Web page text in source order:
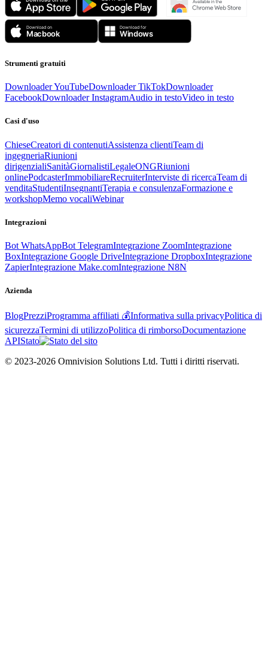
Strumenti gratuiti
Downloader YouTubeDownloader TikTokDownloader
FacebookDownloader InstagramAudio in testoVideo in testo
Casi d'uso
ChieseCreatori di contenutiAssistenza clientiTeam di
ingegneriaRiunioni
dirigenzialiSanitàGiornalistiLegaleONGRiunioni
onlinePodcasterImmobiliareRecruiterInterviste di ricercaTeam di
venditaStudentiInsegnantiTerapia e consulenzaFormazione e
workshopMemo vocaliWebinar
Integrazioni
Bot WhatsAppBot TelegramIntegrazione ZoomIntegrazione
BoxIntegrazione Google DriveIntegrazione DropboxIntegrazione
ZapierIntegrazione Make.comIntegrazione N8N
Azienda
BlogPrezziProgramma affiliati 💰Informativa sulla privacyPolitica di
sicurezzaTermini di utilizzoPolitica di rimborsoDocumentazione
APIStato
© 2023-2026 Omnivision Solutions Ltd. Tutti i diritti riservati.